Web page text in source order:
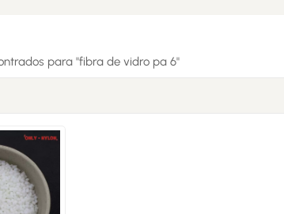
para "fibra de vidro pa 6"